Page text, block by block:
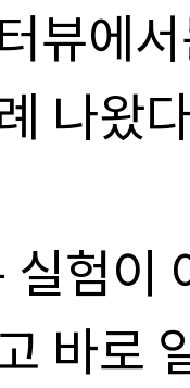
뷰에서
나왔
험이
바로